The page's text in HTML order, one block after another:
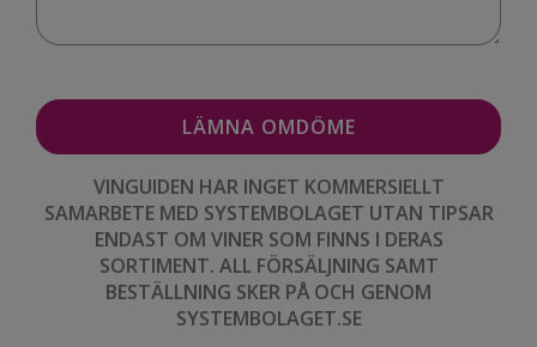
VINGUIDEN HAR INGET KOMMERSIELLT
SAMARBETE MED SYSTEMBOLAGET UTAN TIPSAR
ENDAST OM VINER SOM FINNS I DERAS
SORTIMENT. ALL FÖRSÄLJNING SAMT
BESTÄLLNING SKER PÅ OCH GENOM
SYSTEMBOLAGET.SE